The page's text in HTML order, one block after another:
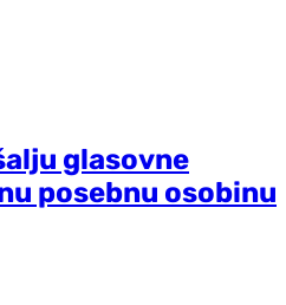
glasovne
posebnu osobinu